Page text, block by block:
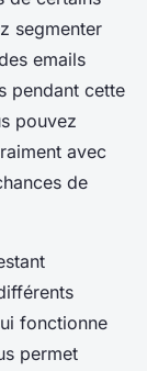
segmenter
emails
pendant cette
pouvez
avec
de
fonctionne
permet